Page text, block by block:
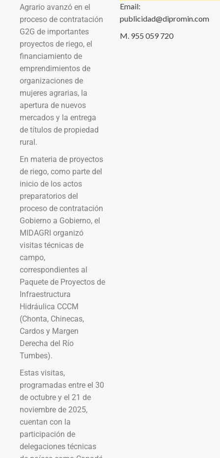
Agrario avanzó en el
proceso de contratación
G2G de importantes
proyectos de riego, el
financiamiento de
emprendimientos de
organizaciones de
mujeres agrarias, la
apertura de nuevos
mercados y la entrega
de títulos de propiedad
rural.
En materia de proyectos
de riego, como parte del
inicio de los actos
preparatorios del
proceso de contratación
Gobierno a Gobierno, el
MIDAGRI organizó
visitas técnicas de
campo,
correspondientes al
Paquete de Proyectos de
Infraestructura
Hidráulica CCCM
(Chonta, Chinecas,
Cardos y Margen
Derecha del Río
Tumbes).
Estas visitas,
programadas entre el 30
de octubre y el 21 de
noviembre de 2025,
cuentan con la
participación de
delegaciones técnicas
Email:
publicidad@dipromin.com
M. 955 059 720